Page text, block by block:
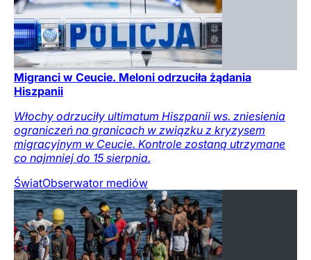
Migranci w Ceucie. Meloni odrzuciła żądania
Hiszpanii
Włochy odrzuciły ultimatum Hiszpanii ws. zniesienia
ograniczeń na granicach w związku z kryzysem
migracyjnym w Ceucie. Kontrole zostaną utrzymane
co najmniej do 15 sierpnia.
ŚwiatObserwator mediów